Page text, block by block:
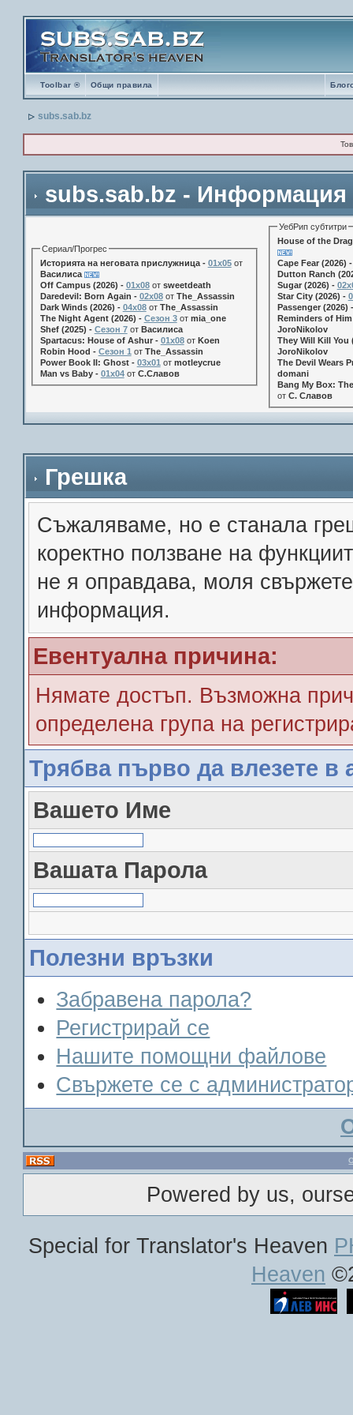
Toolbar ® Общи правила
subs.sab.bz
subs.sab.bz - Информация
Сериал/Прогрес
Историята на неговата прислужница - 01х05от
Василиса
Off Campus (2026) - 01x08от sweetdeath
Daredevil: Born Again - 02x08от The_Assassin
Dark Winds (2026) - 04x08от The_Assassin
The Night Agent (2026) - Сезон 3от mia_one
Shef (2025) - Сезон 7от Василиса
Spartacus: House of Ashur - 01x08от Koen
Robin Hood - Сезон 1 от The_Assassin
Power Book II: Ghost - 03x01 от motleycrue
Man vs Baby - 01x04от С.Славов
УебРип субтитри
House of the
Cape Fear (2026)
Dutton Ranch
Sugar (2026) -
Star City (2026) -
Passenger (2026)
Reminders of
JoroNikolov
They Will Kill You
JoroNikolov
The Devil Wears
domani
Bang My Box:
от С. Славов
Грешка
Съжалявамe, но е станала
коректно ползване на
не я оправдава, моля
информация.
Евентуална причина:
Нямате достъп. Възможна
определена група на
Трябва първо да влезете в
Вашето Име
Вашата Парола
Полезни връзки
Забравена парола?
Регистрирай се
Нашите помощни файлове
Свържете се с
Powered by us,
Special for Translator's Heaven
Heaven